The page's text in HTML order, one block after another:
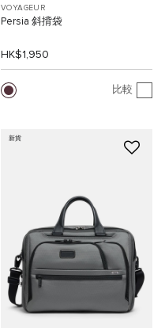
VOYAGEUR
Persia 斜揹袋
HK$1,950
比較
新貨